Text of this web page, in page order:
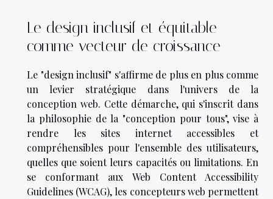
Le design inclusif et équitable
comme vecteur de croissance
Le "design inclusif" s'affirme de plus en plus comme
un levier stratégique dans l'univers de la
conception web. Cette démarche, qui s'inscrit dans
la philosophie de la "conception pour tous", vise à
rendre les sites internet accessibles et
compréhensibles pour l'ensemble des utilisateurs,
quelles que soient leurs capacités ou limitations. En
se conformant aux Web Content Accessibility
Guidelines (WCAG), les concepteurs web permettent